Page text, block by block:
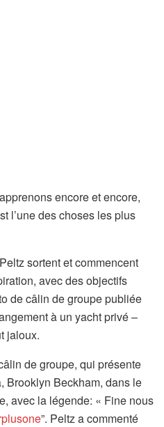
encore et encore,
l’une des choses les plus
sortent et commencent
avec des objectifs
de câlin de groupe publiée
à un yacht privé –
jaloux.
de groupe, qui présente
Brooklyn Beckham, dans le
avec la légende: « Fine nous
”. Peltz a commenté